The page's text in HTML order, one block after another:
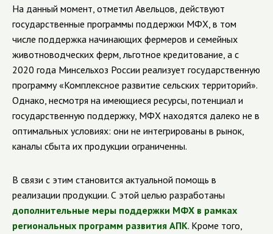
На данный момент, отметил Авельцов, действуют
государственные программы поддержки МФХ, в том
числе поддержка начинающих фермеров и семейных
животноводческих ферм, льготное кредитование, а с
2020 года Минсельхоз России реализует государственную
программу «Комплексное развитие сельских территорий».
Однако, несмотря на имеющиеся ресурсы, потенциал и
государственную поддержку, МФХ находятся далеко не в
оптимальных условиях: они не интегрированы в рынок,
каналы сбыта их продукции ограниченны.
В связи с этим становится актуальной помощь в
реализации продукции. С этой целью разработаны
дополнительные меры поддержки МФХ в рамках
региональных программ развития АПК. Кроме того,